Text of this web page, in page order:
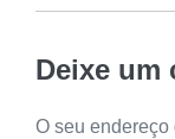
Deixe um
O seu